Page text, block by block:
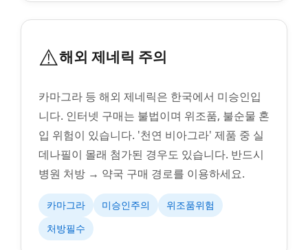
⚠️해외 제네릭 주의
카마그라 등 해외 제네릭은 한국에서 미승인입
니다. 인터넷 구매는 불법이며 위조품, 불순물 혼
입 위험이 있습니다. '천연 비아그라' 제품 중 실
데나필이 몰래 첨가된 경우도 있습니다. 반드시
병원 처방 → 약국 구매 경로를 이용하세요.
카마그라 미승인주의
위조품위험
처방필수